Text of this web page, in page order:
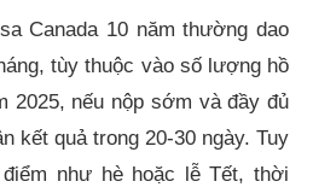
Canada 10 năm thường dao
tùy thuộc vào số lượng hồ
2025, nếu nộp sớm và đầy đủ
kết quả trong 20-30 ngày. Tuy
như hè hoặc lễ Tết, thời